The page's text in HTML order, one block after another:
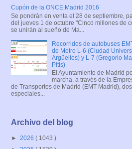
Cupón de la ONCE Madrid 2016
Se pondrán en venta el 28 de septiembre,
del jueves 1 de octubre "Cinco millones de
se unirán al sueño de Ma...
Recorridos de autobuses
de Metro L-6 (Ciudad
Argüelles) y L-7 (Gregorio
Pitis)
El Ayuntamiento de Madrid
marcha, a través de la
de Transportes de Madrid (EMT Madrid),
especiales...
Archivo del blog
► 2026 ( 1043 )